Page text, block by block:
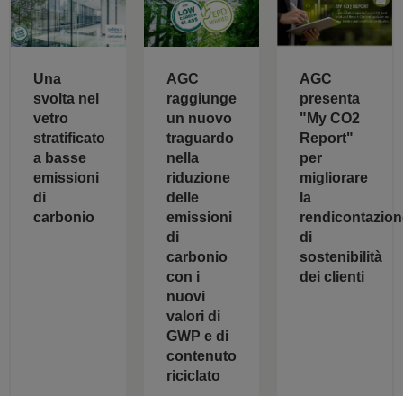
Una
svolta nel
vetro
stratificato
a basse
emissioni
di
carbonio
AGC
raggiunge
un nuovo
traguardo
nella
riduzione
delle
emissioni
di
carbonio
con i
nuovi
valori di
GWP e di
contenuto
riciclato
AGC
presenta
"My CO2
Report"
per
migliorare
la
di
sostenibilità
dei clienti